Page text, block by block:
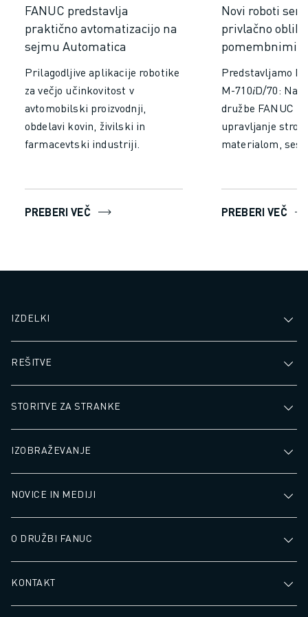
USPOSABLJANJE IN IZOBRAŽEVANJE
FANUC AKADEMIJA
REŠITVE ZA INDUSTRIJE
WORLDSKILLS & YOUNG TALENTS
IZOBRAŽEVALNI DOGODKI
NOVICE IN MEDIJI
NOVICE IN MEDIJI
DOGODKI
FANUC V EVROPI
KARIERA
LOKACIJE
ODTIS
FANUC predstavlja
praktično avtomatizacijo na
sejmu Automatica
Prilagodljive aplikacije robotike
za večjo učinkovitost v
avtomobilski proizvodnji,
obdelavi kovin, živilski in
farmacevtski industriji.
PREBERI VEČ
Novi roboti
privlačno
pomembnimi
Predstavljamo
M-710𝑖D/70:
družbe FANUC
upravljanje
materialom,
PREBERI VEČ
IZDELKI
REŠITVE
STORITVE ZA STRANKE
IZOBRAŽEVANJE
NOVICE IN MEDIJI
O DRUŽBI FANUC
KONTAKT